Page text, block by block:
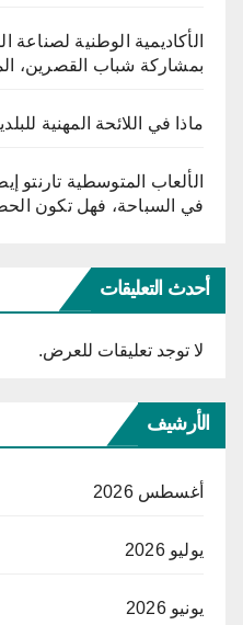
الأكاديمية الوطنية
بمشاركة شباب القصرين،
ماذا في اللائحة المهنية
في السباحة، فهل تكون
أحدث التعليقات
لا توجد تعليقات للعرض.
الأرشيف
أغسطس 2026
يوليو 2026
يونيو 2026